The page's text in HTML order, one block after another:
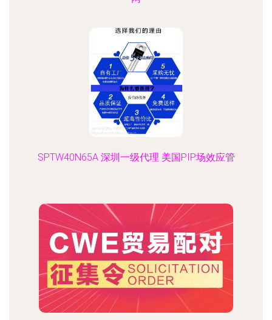
SPTW40N65A 深圳一级代理 美国PIP场效应管